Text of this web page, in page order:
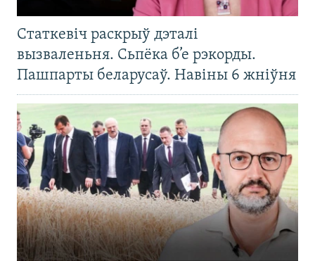
Статкевіч раскрыў дэталі
вызваленьня. Сьпёка б’е рэкорды.
Пашпарты беларусаў. Навіны 6 жніўня